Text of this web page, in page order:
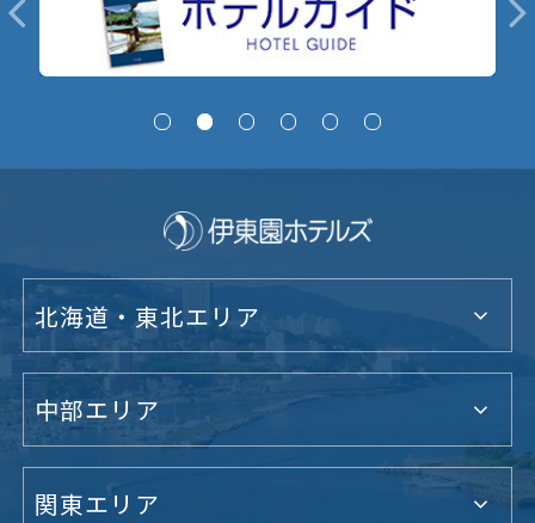
北海道・東北エリア
中部エリア
関東エリア